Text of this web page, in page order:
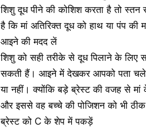
शिशु दूध पीने की कोशिश करता है तो
है कि मां अतिरिक्त दूध को हाथ या पंप
आइने की मदद लें
शिशु को सही तरीके से दूध पिलाने के
सकती हैं। आइने में देखकर आपको पता
या नहीं। क्योंकि बड़े ब्रेस्ट की वजह से
और इससे वह बच्चे की पोजिशन को भी
ब्रेस्ट को C के शेप में पकड़ें